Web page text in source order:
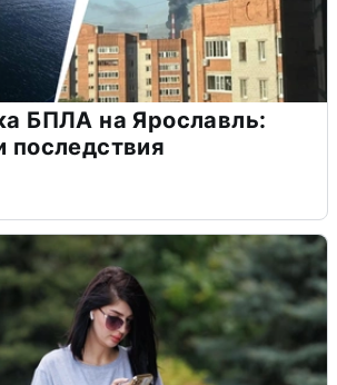
БПЛА на Ярославль:
последствия